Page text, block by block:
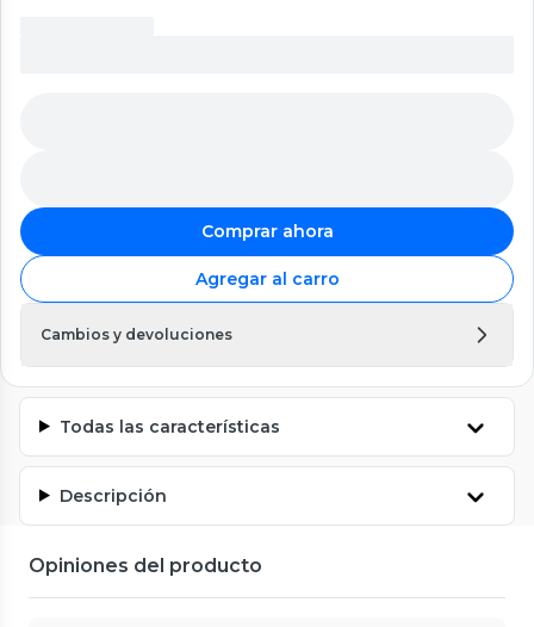
Comprar ahora
Agregar al carro
Cambios y devoluciones
Todas las características
Descripción
Opiniones del producto